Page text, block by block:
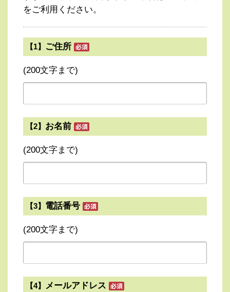
をご利用ください。
【1】 ご住所
(200文字まで)
【2】 お名前
(200文字まで)
【3】 電話番号
(200文字まで)
【4】 メールアドレス